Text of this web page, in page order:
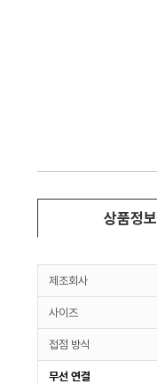
상품정보
제조회사
사이즈
접점 방식
무선 연결